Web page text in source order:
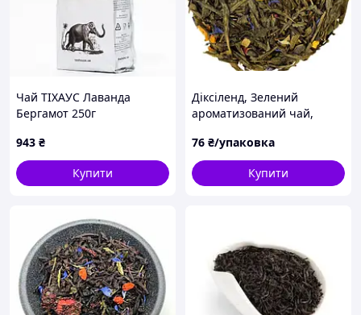
Чай ТІХАУС Лаванда
Бергамот 250г
943 ₴
Купити
Діксіленд, Зелений
ароматизований чай,
гармонійний екзотичний
смак, 50 г
76 ₴/упаковка
Купити